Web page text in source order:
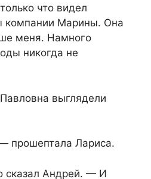
что видел
компании Марины. Она
меня. Намного
никогда не
выглядели
прошептала Лариса.
Андрей. — И